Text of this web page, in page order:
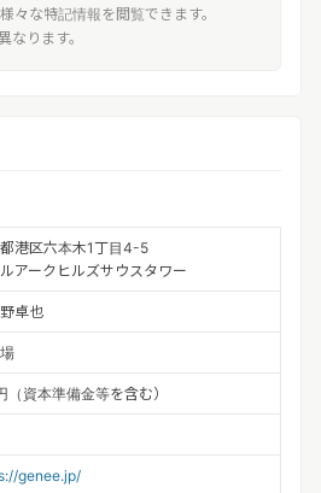
々な特記情報を閲覧できます。
なります。
港区六本木1丁目4-5
アークヒルズサウスタワー
卓也
（資本準備金等を含む）
genee.jp/